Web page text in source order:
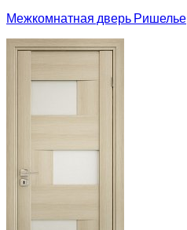
Межкомнатная дверь Ришелье